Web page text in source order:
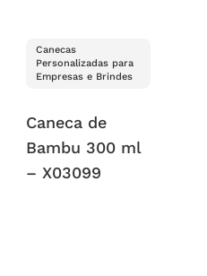
Canecas
Personalizadas para
Empresas e Brindes
Caneca de
Bambu 300 ml
– X03099